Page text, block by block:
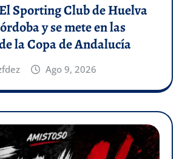
Sporting Club de Huelva
y se mete en las
la Copa de Andalucía
Ago 9, 2026